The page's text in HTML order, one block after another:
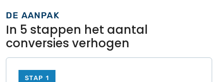
DE AANPAK
In 5 stappen het aantal
conversies verhogen
STAP 1